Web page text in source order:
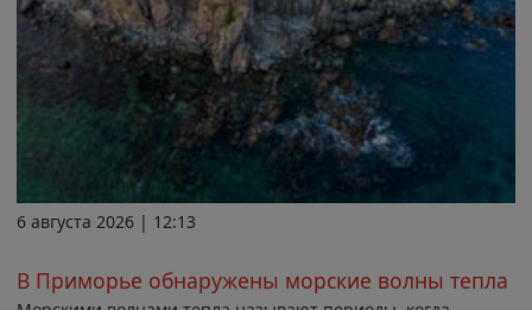
6 августа 2026 | 12:13
В Приморье обнаружены морские волны тепла